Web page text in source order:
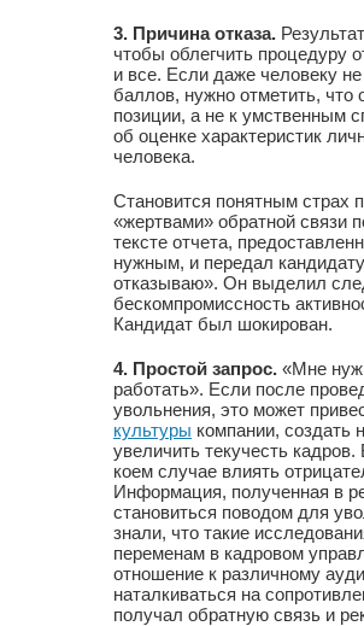
3. Причина отказа.
чтобы облегчить процедуру
и все. Если даже человеку
баллов, нужно отметить, что
позиции, а не к умственным
об оценке характеристик
человека.
Становится понятным страх
«жертвами» обратной связи
тексте отчета,
нужным, и передал
отказываю». Он выделил
бескомпромиссность
Кандидат был шокирован.
4. Простой запрос. «Мне
работать». Если после
увольнения, это может
культуры компании, создать
увеличить текучесть
коем случае влиять
Информация, полученная в
становиться поводом для
знали, что такие
переменам в кадровом
отношение к различному
наталкиваться на
получал обратную связь и